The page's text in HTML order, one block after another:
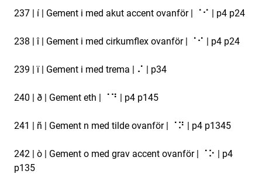
237 | í | Gement i med akut accent ovanför | ⠈⠊ | p4 p24
238 | î | Gement i med cirkumflex ovanför | ⠈⠊ | p4 p24
239 | ï | Gement i med trema | ⠌ | p34
240 | ð | Gement eth | ⠈⠙ | p4 p145
241 | ñ | Gement n med tilde ovanför | ⠈⠝ | p4 p1345
242 | ò | Gement o med grav accent ovanför | ⠈⠕ | p4
p135